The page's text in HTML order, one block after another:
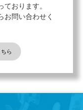
おります。
お問い合わせく
ら